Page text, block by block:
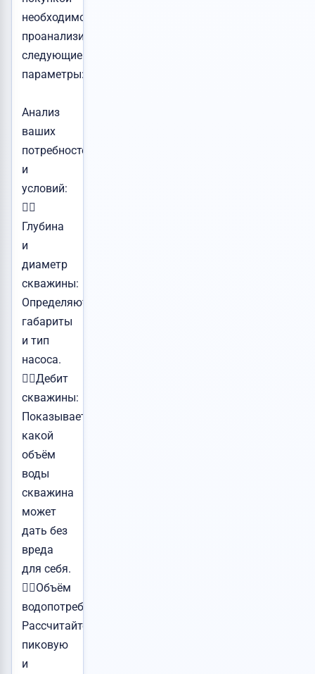
необходимо
проанализировать
следующие
параметры:
Анализ
ваших
потребностей
и
условий:
👉🏻
Глубина
и
диаметр
скважины:
Определяют
габариты
и тип
насоса.
👉🏻Дебит
скважины:
Показывает,
какой
объём
воды
скважина
может
дать без
вреда
для себя.
👉🏻Объём
водопотребления:
Рассчитайте
пиковую
и